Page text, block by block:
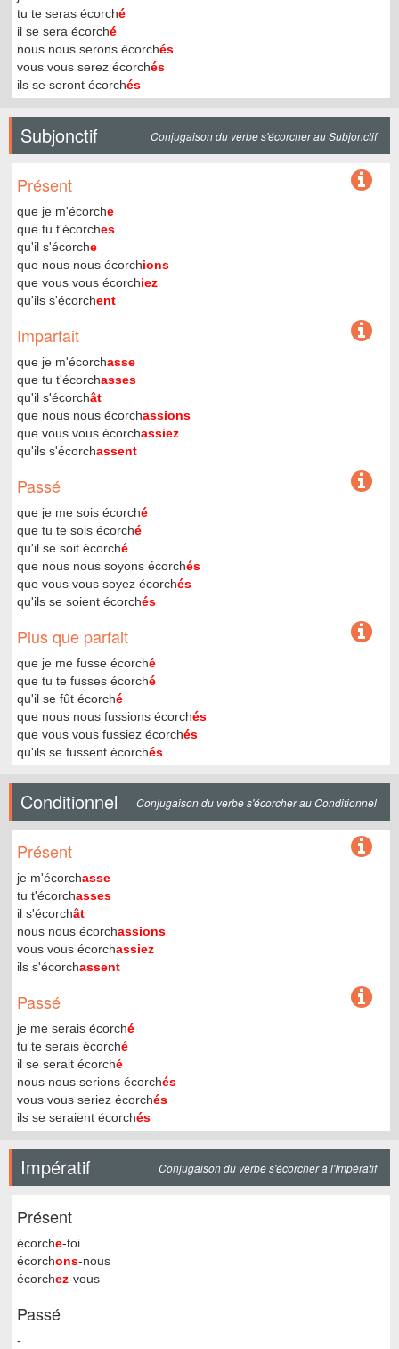
tu te seras écorché
il se sera écorché
nous nous serons écorchés
vous vous serez écorchés
ils se seront écorchés
Subjonctif Conjugaison du verbe s'écorcher au Subjonctif
Présent
que je m'écorche
que tu t'écorches
qu'il s'écorche
que nous nous écorchions
que vous vous écorchiez
qu'ils s'écorchent
Imparfait
que je m'écorchasse
que tu t'écorchasses
qu'il s'écorchât
que nous nous écorchassions
que vous vous écorchassiez
qu'ils s'écorchassent
Passé
que je me sois écorché
que tu te sois écorché
qu'il se soit écorché
que nous nous soyons écorchés
que vous vous soyez écorchés
qu'ils se soient écorchés
Plus que parfait
que je me fusse écorché
que tu te fusses écorché
qu'il se fût écorché
que nous nous fussions écorchés
que vous vous fussiez écorchés
qu'ils se fussent écorchés
Conditionnel Conjugaison du verbe s'écorcher au Conditionnel
Présent
je m'écorchasse
tu t'écorchasses
il s'écorchât
nous nous écorchassions
vous vous écorchassiez
ils s'écorchassent
Passé
je me serais écorché
tu te serais écorché
il se serait écorché
nous nous serions écorchés
vous vous seriez écorchés
ils se seraient écorchés
Impératif Conjugaison du verbe s'écorcher à l'Impératif
Présent
écorche-toi
écorchons-nous
écorchez-vous
Passé
-